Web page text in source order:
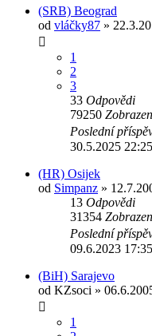
(SRB) Beograd
od vláčky87 »
1
2
3
33 Odpovědi
79250
Poslední
30.5.2025 22:25
(HR) Osijek
od Simpanz »
13 Odpovědi
31354
Poslední
09.6.2023 17:35
(BiH) Sarajevo
od KZsoci »
1